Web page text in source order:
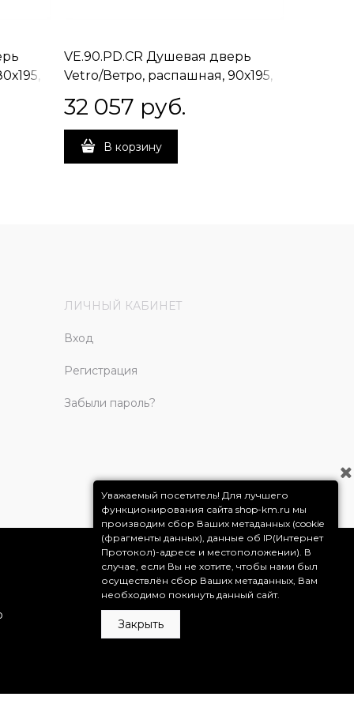
VE.90.PD.CR Душевая дверь
Vetro/Ветро, распашная, 90х195,
32 057 руб.
В корзину
ЛИЧНЫЙ КАБИНЕТ
Вход
Регистрация
Забыли пароль?
Уважаемый посетитель! Для лучшего
функционирования сайта shop-km.ru мы
производим сбор Ваших метаданных (cookie
(фрагменты данных), данные об IP(Интернет
Протокол)-адресе и местоположении). В
случае, если Вы не хотите, чтобы нами был
осуществлён сбор Ваших метаданных, Вам
необходимо покинуть данный сайт.
Закрыть